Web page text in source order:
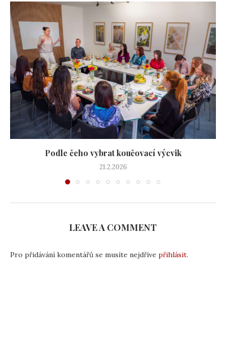
Podle čeho vybrat koučovací výcvik
21.2.2026
LEAVE A COMMENT
Pro přidávání komentářů se musíte nejdříve přihlásit.